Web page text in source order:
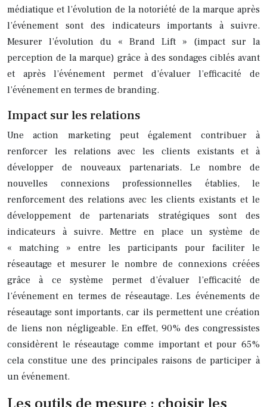
médiatique et l’évolution de la notoriété de la marque après
l’événement sont des indicateurs importants à suivre.
Mesurer l’évolution du « Brand Lift » (impact sur la
perception de la marque) grâce à des sondages ciblés avant
et après l’événement permet d’évaluer l’efficacité de
l’événement en termes de branding.
Impact sur les relations
Une action marketing peut également contribuer à
renforcer les relations avec les clients existants et à
développer de nouveaux partenariats. Le nombre de
nouvelles connexions professionnelles établies, le
renforcement des relations avec les clients existants et le
développement de partenariats stratégiques sont des
indicateurs à suivre. Mettre en place un système de
« matching » entre les participants pour faciliter le
réseautage et mesurer le nombre de connexions créées
grâce à ce système permet d’évaluer l’efficacité de
l’événement en termes de réseautage. Les événements de
réseautage sont importants, car ils permettent une création
de liens non négligeable. En effet, 90% des congressistes
considèrent le réseautage comme important et pour 65%
cela constitue une des principales raisons de participer à
un événement.
Les outils de mesure : choisir les